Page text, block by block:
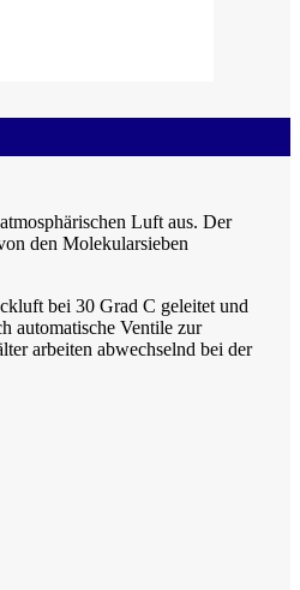
Luft aus. Der
den Molekularsieben
bei 30 Grad C geleitet und
automatische Ventile zur
arbeiten abwechselnd bei der